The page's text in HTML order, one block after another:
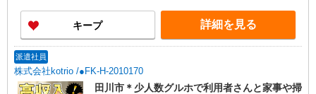
キープ 詳細を見る
派遣社員
株式会社kotrio /●FK-H-2010170
田川市＊少人数グルホで利用者さんと家事や掃